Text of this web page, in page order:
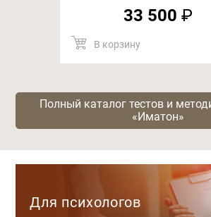
33 500 ₽
В корзину
Полный каталог тестов и
«Иматон»
Для психологов